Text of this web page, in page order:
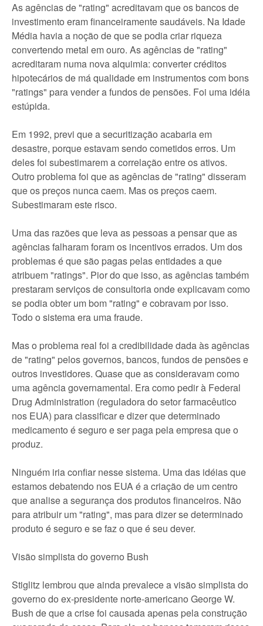
As agências de "rating" acreditavam que os bancos de
investimento eram financeiramente saudáveis. Na Idade
Média havia a noção de que se podia criar riqueza
convertendo metal em ouro. As agências de "rating"
acreditaram numa nova alquimia: converter créditos
hipotecários de má qualidade em instrumentos com bons
"ratings" para vender a fundos de pensões. Foi uma idéia
estúpida.
Em 1992, previ que a securitização acabaria em
desastre, porque estavam sendo cometidos erros. Um
deles foi subestimarem a correlação entre os ativos.
Outro problema foi que as agências de "rating" disseram
que os preços nunca caem. Mas os preços caem.
Subestimaram este risco.
Uma das razões que leva as pessoas a pensar que as
agências falharam foram os incentivos errados. Um dos
problemas é que são pagas pelas entidades a que
atribuem "ratings". Pior do que isso, as agências também
prestaram serviços de consultoria onde explicavam como
se podia obter um bom "rating" e cobravam por isso.
Todo o sistema era uma fraude.
Mas o problema real foi a credibilidade dada às agências
de "rating" pelos governos, bancos, fundos de pensões e
outros investidores. Quase que as consideravam como
uma agência governamental. Era como pedir à Federal
Drug Administration (reguladora do setor farmacêutico
nos EUA) para classificar e dizer que determinado
medicamento é seguro e ser paga pela empresa que o
produz.
Ninguém iria confiar nesse sistema. Uma das idéias que
estamos debatendo nos EUA é a criação de um centro
que analise a segurança dos produtos financeiros. Não
para atribuir um "rating", mas para dizer se determinado
produto é seguro e se faz o que é seu dever.
Visão simplista do governo Bush
Stiglitz lembrou que ainda prevalece a visão simplista do
governo do ex-presidente norte-americano George W.
Bush de que a crise foi causada apenas pela construção